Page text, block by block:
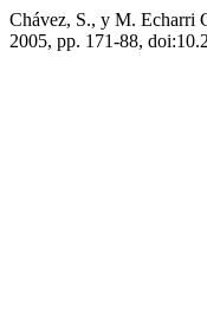
Chávez, S., y M. Echarri
2005, pp. 171-88,